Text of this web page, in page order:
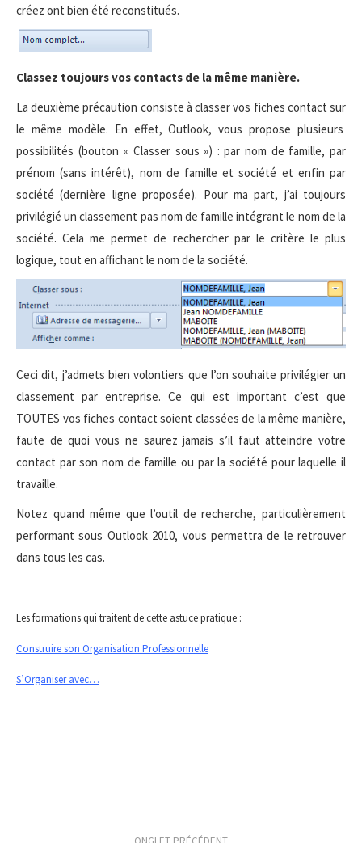
créez ont bien été reconstitués.
Classez toujours vos contacts de la même manière.
La deuxième précaution consiste à classer vos fiches contact sur
le même modèle. En effet, Outlook, vous propose plusieurs
possibilités (bouton « Classer sous ») : par nom de famille, par
prénom (sans intérêt), nom de famille et société et enfin par
société (dernière ligne proposée). Pour ma part, j’ai toujours
privilégié un classement pas nom de famille intégrant le nom de la
société. Cela me permet de rechercher par le critère le plus
logique, tout en affichant le nom de la société.
Ceci dit, j’admets bien volontiers que l’on souhaite privilégier un
classement par entreprise. Ce qui est important c’est que
TOUTES vos fiches contact soient classées de la même manière,
faute de quoi vous ne saurez jamais s’il faut atteindre votre
contact par son nom de famille ou par la société pour laquelle il
travaille.
Notez quand même que l’outil de recherche, particulièrement
performant sous Outlook 2010, vous permettra de le retrouver
dans tous les cas.
Les formations qui traitent de cette astuce pratique :
Construire son Organisation Professionnelle
S’Organiser avec…